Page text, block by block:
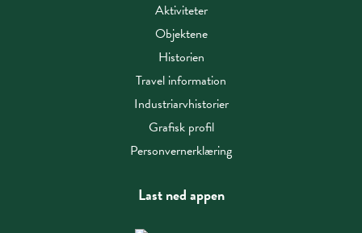
Aktiviteter
Objektene
Historien
Travel information
Industriarvhistorier
Grafisk profil
Personvernerklæring
Last ned appen